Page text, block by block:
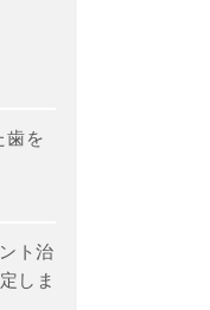
歯を
ト治
しま